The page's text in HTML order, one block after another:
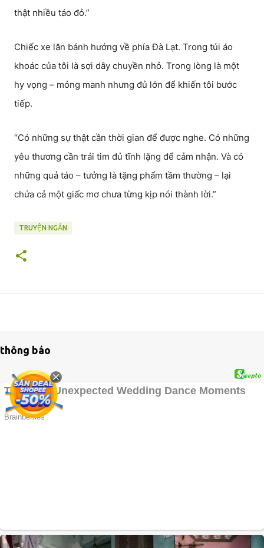
thật nhiều táo đỏ.”
Chiếc xe lăn bánh hướng về phía Đà Lạt. Trong túi áo
khoác của tôi là sợi dây chuyền nhỏ. Trong lòng là một
hy vọng – mỏng manh nhưng đủ lớn để khiến tôi bước
tiếp.
“Có những sự thật cần thời gian để được nghe. Có những
yêu thương cần trái tim đủ tĩnh lặng để cảm nhận. Và có
những quả táo – tưởng là tặng phẩm tầm thường – lại
chứa cả một giấc mơ chưa từng kịp nói thành lời.”
TRUYỆN NGẮN
thông báo